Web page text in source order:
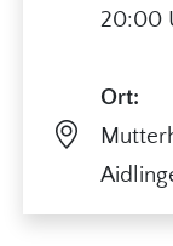
20:00
Ort: